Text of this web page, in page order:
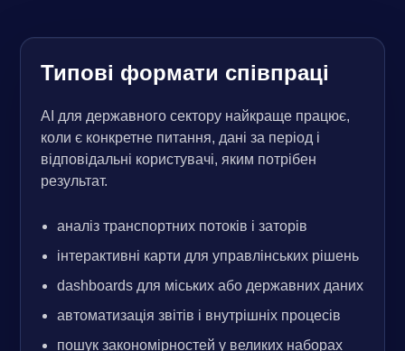
Типові формати співпраці
AI для державного сектору найкраще працює,
коли є конкретне питання, дані за період і
відповідальні користувачі, яким потрібен
результат.
аналіз транспортних потоків і заторів
інтерактивні карти для управлінських рішень
dashboards для міських або державних даних
автоматизація звітів і внутрішніх процесів
пошук закономірностей у великих наборах